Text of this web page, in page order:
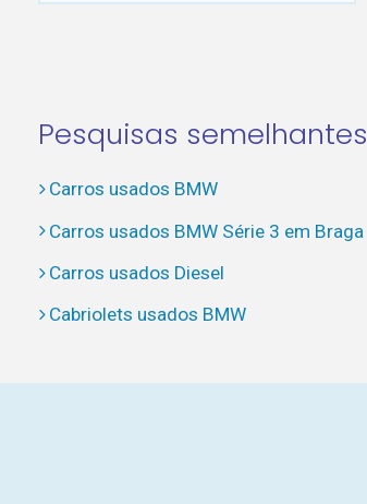
Pesquisas semelhantes
Carros usados BMW
Carros usados BMW Série 3 em Braga
Carros usados Diesel
Cabriolets usados BMW